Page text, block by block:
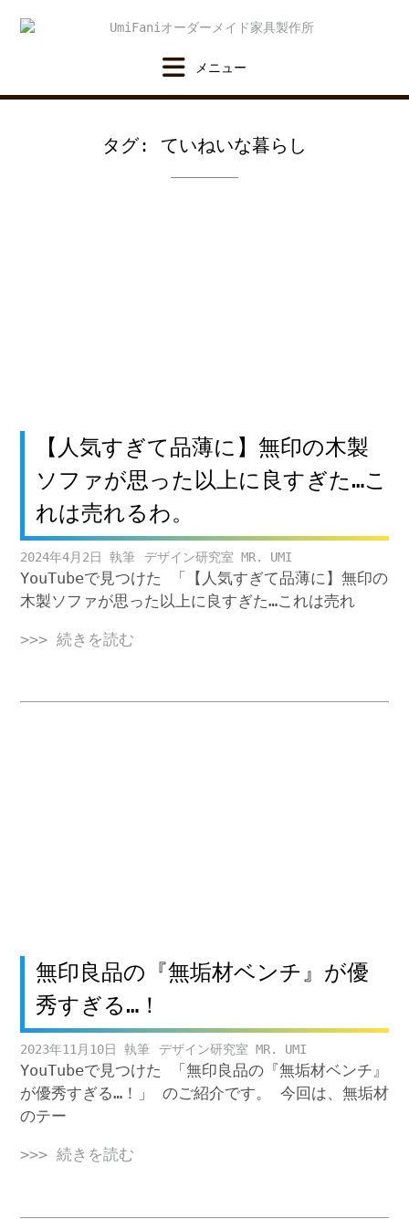
タグ: ていねいな暮らし
【人気すぎて品薄に】無印の木製
ソファが思った以上に良すぎた…こ
れは売れるわ。
2024年4月2日 デザイン研究室 MR. UMI
YouTubeで見つけた 「【人気すぎて品薄に】無印の
木製ソファが思った以上に良すぎた…これは売れ
>>> 続きを読む
無印良品の『無垢材ベンチ』が優
秀すぎる…！
2023年11月10日 デザイン研究室 MR. UMI
YouTubeで見つけた 「無印良品の『無垢材ベンチ』
が優秀すぎる…！」 のご紹介です。 今回は、無垢材
のテー
>>> 続きを読む